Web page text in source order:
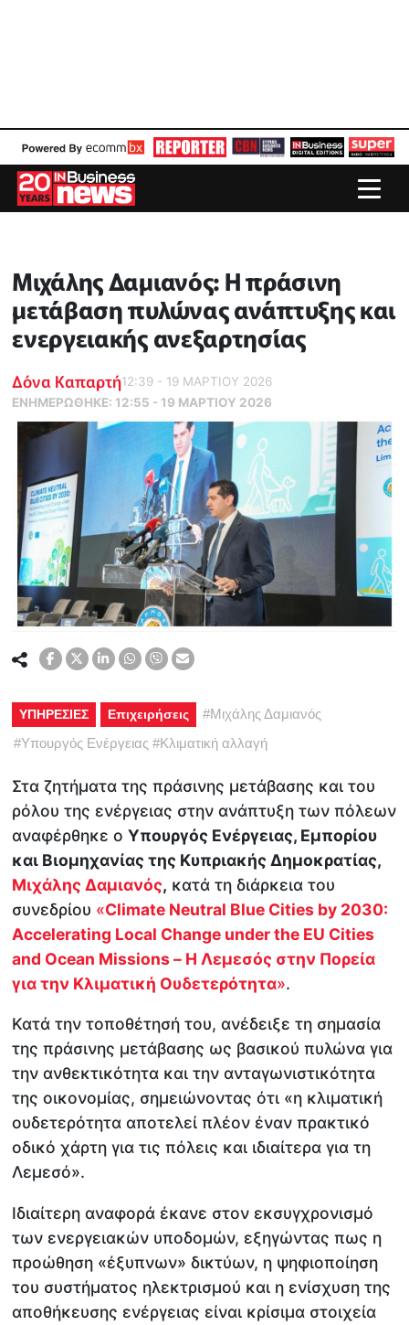
Μιχάλης Δαμιανός: Η πράσινη
μετάβαση πυλώνας ανάπτυξης και
ενεργειακής ανεξαρτησίας
Δόνα Καπαρτή12:39 - 19 ΜΑΡΤΙΟΥ 2026
ΕΝΗΜΕΡΏΘΗΚΕ: 12:55 - 19 ΜΑΡΤΙΟΥ 2026
ΥΠΗΡΕΣΙΕΣ Επιχειρήσεις #Μιχάλης Δαμιανός
#Υπουργός Ενέργειας #Κλιματική αλλαγή
Στα ζητήματα της πράσινης μετάβασης και του
ρόλου της ενέργειας στην ανάπτυξη των πόλεων
αναφέρθηκε οΥπουργός Ενέργειας, Εμπορίου
και Βιομηχανίας της Κυπριακής Δημοκρατίας,
Μιχάλης Δαμιανός, κατά τη διάρκεια του
συνεδρίου «Climate Neutral Blue Cities by 2030:
Accelerating Local Change under the EU Cities
and Ocean Missions – Η Λεμεσός στην Πορεία
για την Κλιματική Ουδετερότητα».
Κατά την τοποθέτησή του, ανέδειξε τη σημασία
της πράσινης μετάβασης ως βασικού πυλώνα για
την ανθεκτικότητα και την ανταγωνιστικότητα
της οικονομίας, σημειώνοντας ότι «η κλιματική
ουδετερότητα αποτελεί πλέον έναν πρακτικό
οδικό χάρτη για τις πόλεις και ιδιαίτερα για τη
Λεμεσό».
Ιδιαίτερη αναφορά έκανε στον εκσυγχρονισμό
των ενεργειακών υποδομών, εξηγώντας πως η
προώθηση «έξυπνων» δικτύων, η ψηφιοποίηση
του συστήματος ηλεκτρισμού και η ενίσχυση της
αποθήκευσης ενέργειας είναι κρίσιμα στοιχεία